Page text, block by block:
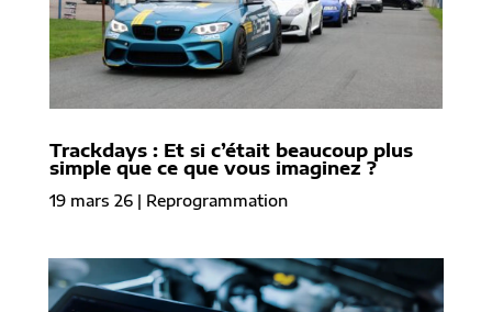
Trackdays : Et si c’était beaucoup plus
simple que ce que vous imaginez ?
19 mars 26| Reprogrammation